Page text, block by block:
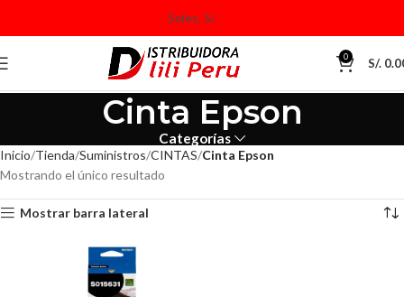
0 S/.
Cinta Epson
Categorías
Inicio Tienda Suministros CINTAS Cinta Epson
Mostrando el único resultado
Mostrar barra lateral